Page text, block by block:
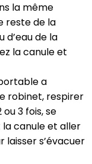
la même
reste de la
d’eau de la
la canule et
a
robinet, respirer
3 fois, se
canule et aller
s’évacuer